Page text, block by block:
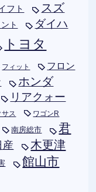
フト
スズ
ト
ダイハ
トヨタ
フィット
フロン
ホンダ
リアクォー
サス ワゴンR
南房総市
君
産
木更津
館山市